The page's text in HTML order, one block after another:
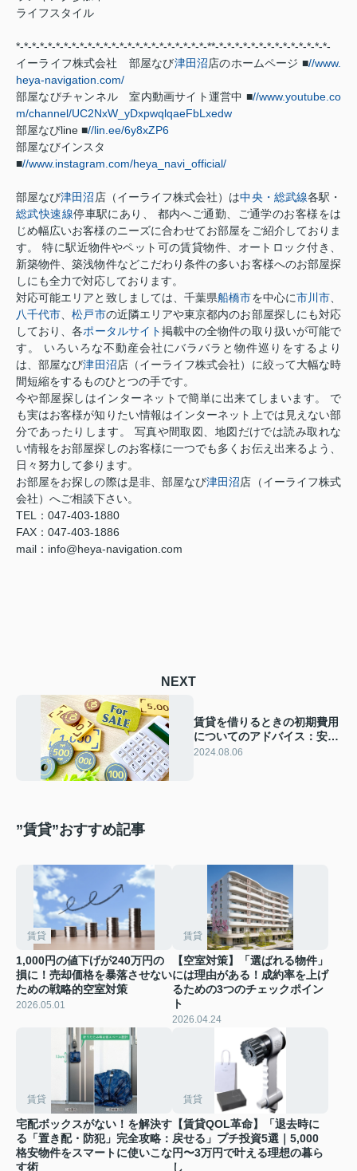
ライフスタイル
*-*-*-*-*-*-*-*-*-*-*-*-*-*-*-*-*-*-*-*-*-*-*-*-**-*-*-*-*-*-*-*-*-*-*-*-*-*-*-
イーライフ株式会社 部屋なび津田沼店のホームページ ■//www.
heya-navigation.com/
部屋なびチャンネル 室内動画サイト運営中 ■//www.youtube.co
m/channel/UC2NxW_yDxpwqlqaeFbLxedw
部屋なびline ■//lin.ee/6y8xZP6
部屋なびインスタ
■//www.instagram.com/heya_navi_official/
部屋なび津田沼店（イーライフ株式会社）は中央・総武線各駅・
総武快速線停車駅にあり、 都内へご通勤、ご通学のお客様をは
じめ幅広いお客様のニーズに合わせてお部屋をご紹介しておりま
す。 特に駅近物件やペット可の賃貸物件、オートロック付き、
新築物件、築浅物件などこだわり条件の多いお客様へのお部屋探
しにも全力で対応しております。
対応可能エリアと致しましては、千葉県船橋市を中心に市川市、
八千代市、松戸市の近隣エリアや東京都内のお部屋探しにも対応
しており、各ポータルサイト掲載中の全物件の取り扱いが可能で
す。 いろいろな不動産会社にバラバラと物件巡りをするより
は、部屋なび津田沼店（イーライフ株式会社）に絞って大幅な時
間短縮をするものひとつの手です。
今や部屋探しはインターネットで簡単に出来てしまいます。 で
も実はお客様が知りたい情報はインターネット上では見えない部
分であったりします。 写真や間取図、地図だけでは読み取れな
い情報をお部屋探しのお客様に一つでも多くお伝え出来るよう、
日々努力して参ります。
お部屋をお探しの際は是非、部屋なび津田沼店（イーライフ株式
会社）へご相談下さい。
TEL：047-403-1880
FAX：047-403-1886
mail：info@heya-navigation.com
NEXT
賃貸を借りるときの初期費用
についてのアドバイス：安心
して新生活を始めるために
2024.08.06
”賃貸”おすすめ記事
賃貸
1,000円の値下げが240万円の
損に！売却価格を暴落させない
ための戦略的空室対策
2026.05.01
賃貸
【空室対策】「選ばれる物件」
には理由がある！成約率を上げ
るための3つのチェックポイン
ト
2026.04.24
賃貸
宅配ボックスがない！を解決す
る「置き配・防犯」完全攻略：
格安物件をスマートに使いこな
す術
賃貸
【賃貸QOL革命】「退去時に
戻せる」プチ投資5選｜5,000
円〜3万円で叶える理想の暮ら
し